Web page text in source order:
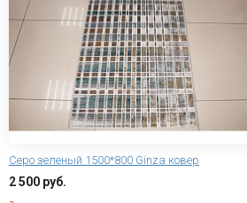
Серо зеленый 1500*800 Ginza ковер
2 500 руб.